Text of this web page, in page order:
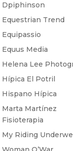
Dpiphinson
Equestrian Trend
Equipassio
Equus Media
Helena Lee
Hípica El Potril
Hispano Hípica
Marta Martínez
Fisioterapia
My Riding